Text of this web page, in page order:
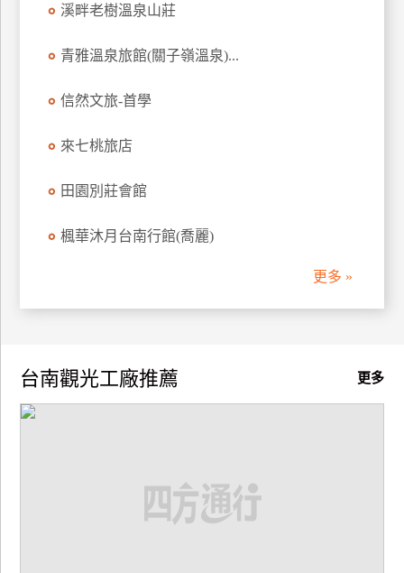
飯
作
溪畔老樹溫泉山莊
青雅溫泉旅館(關子嶺溫泉)...
信然文旅-首學
來七桃旅店
田園別莊會館
楓華沐月台南行館(喬麗)
更多 »
更多
台南觀光工廠推薦